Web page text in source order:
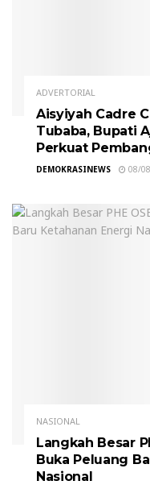
ADVERTORIAL
Aisyiyah Cadre
Tubaba, Bupati
Perkuat
DEMOKRASINEWS 08/
NASIONAL
Langkah Besar
Buka Peluang
Nasional